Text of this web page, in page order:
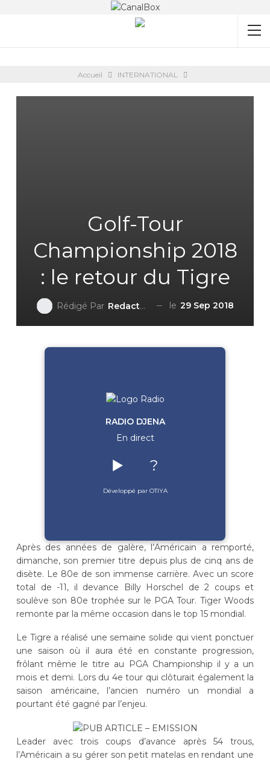
Accueil INTERNATIONAL
Golf-Tour
Championship 2018
: le retour du Tigre
Rédigé Par Redaction DjenaSport le 29 Sep 2018
RADIO DJENA
En direct
▶️ ?
Développé par OTIYA
Après des années de galère, l’Américain a remporté,
dimanche, son premier titre depuis plus de cinq ans de
disète. Le 80e de son immense carrière. Avec un score
total de -11, il devance Billy Horschel de 2 coups et
soulève son 80e trophée sur le PGA Tour. Tiger Woods
remonte par la même occasion dans le top 15 mondial.
Le Tigre a réalisé une semaine solide qui vient ponctuer
une saison où il aura été en constante progression,
frôlant même le titre au PGA Championship il y a un
mois et demi. Lors du 4e tour qui clôturait également la
saison américaine, l’ancien numéro un mondial a
pourtant été gagné par l’enjeu.
Leader avec trois coups d’avance après 54 trous,
l’Américain a su gérer son petit matelas en rendant une